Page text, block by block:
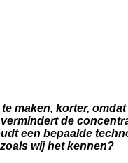
maken, korter,
de
een bepaalde
wij het kennen?